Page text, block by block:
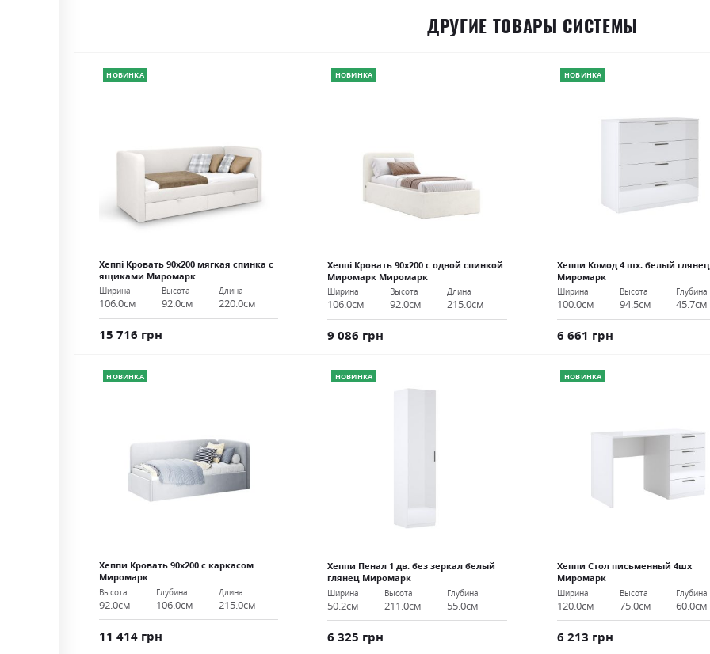
ДРУГИЕ ТОВАРЫ СИСТЕМЫ
НОВИНКА
Хеппі Кровать 90х200 мягкая спинка с
ящиками Миромарк
Ширина
106.0см
Высота
92.0см
Длина
220.0см
15 716 грн
НОВИНКА
Хеппі Кровать 90х200 с одной спинкой
Миромарк Миромарк
Ширина
106.0см
Высота
92.0см
Длина
215.0см
9 086 грн
НОВИНКА
Хеппи Комод 4 шх. белый глянец
Миромарк
Ширина
100.0см
Высота
94.5см
Глубина
45.7см
6 661 грн
НОВИНКА
Хеппи Кровать 90х200 с каркасом
Миромарк
Высота
92.0см
Глубина
106.0см
Длина
215.0см
11 414 грн
НОВИНКА
Хеппи Пенал 1 дв. без зеркал белый
глянец Миромарк
Ширина
50.2см
Высота
211.0см
Глубина
55.0см
6 325 грн
НОВИНКА
Хеппи Стол письменный 4шх
Миромарк
Ширина
120.0см
Высота
75.0см
Глубина
60.0см
6 213 грн